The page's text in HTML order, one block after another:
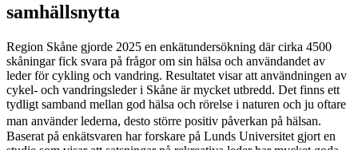
samhällsnytta
Region Skåne gjorde 2025 en enkätundersökning där cirka 4500
skåningar fick svara på frågor om sin hälsa och användandet av
leder för cykling och vandring. Resultatet visar att användningen av
cykel- och vandringsleder i Skåne är mycket utbredd. Det finns ett
tydligt samband mellan god hälsa och rörelse i naturen och ju oftare
man använder lederna, desto större positiv påverkan på hälsan.
Baserat på enkätsvaren har forskare på Lunds Universitet gjort en